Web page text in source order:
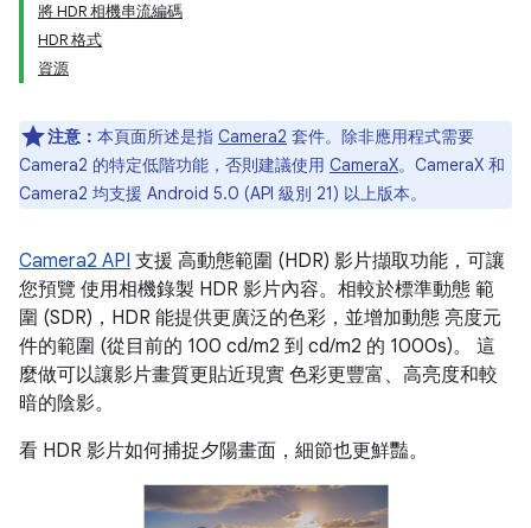
將 HDR 相機串流編碼
HDR 格式
資源
注意： 本頁面所述是指 Camera2 套件。除非應用程式需要
Camera2 的特定低階功能，否則建議使用 CameraX。CameraX 和
Camera2 均支援 Android 5.0 (API 級別 21) 以上版本。
Camera2 API 支援 高動態範圍 (HDR) 影片擷取功能，可讓
您預覽 使用相機錄製 HDR 影片內容。相較於標準動態 範
圍 (SDR)，HDR 能提供更廣泛的色彩，並增加動態 亮度元
件的範圍 (從目前的 100 cd/m2 到 cd/m2 的 1000s)。 這
麼做可以讓影片畫質更貼近現實 色彩更豐富、高亮度和較
暗的陰影。
看 HDR 影片如何捕捉夕陽畫面，細節也更鮮豔。